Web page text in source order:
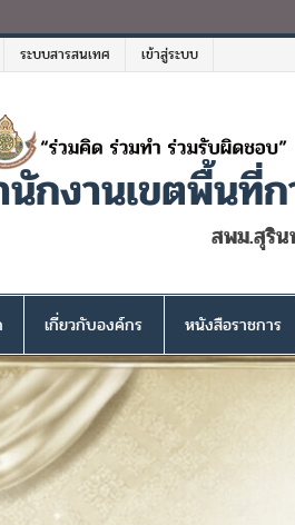
ระบบสารสนเทศ เข้าสู่ระบบ
นักงานเขตพื้นที่
สพม.สุริ
เกี่ยวกับองค์กร หนังสือราชการ